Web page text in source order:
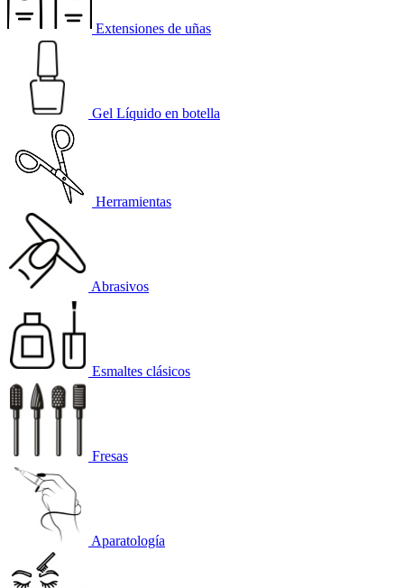
Extensiones de uñas
Gel Líquido en botella
Herramientas
Abrasivos
Esmaltes clásicos
Fresas
Aparatología